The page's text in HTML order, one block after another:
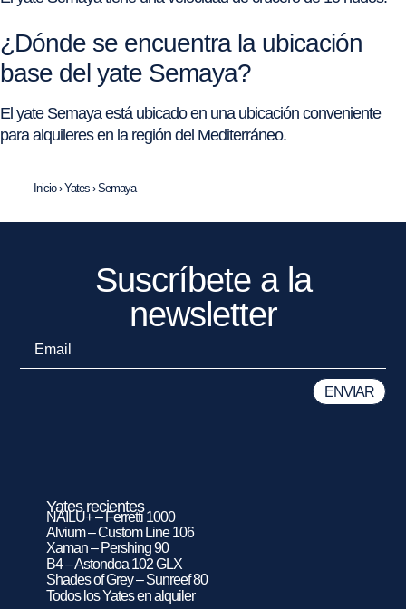
¿Dónde se encuentra la ubicación
base del yate Semaya?
El yate Semaya está ubicado en una ubicación conveniente
para alquileres en la región del Mediterráneo.
Inicio›Yates ›Semaya
Suscríbete a la
newsletter
Yates recientes
NAILU+ – Ferretti 1000
Alvium – Custom Line 106
Xaman – Pershing 90
B4 – Astondoa 102 GLX
Shades of Grey – Sunreef 80
Todos los Yates en alquiler